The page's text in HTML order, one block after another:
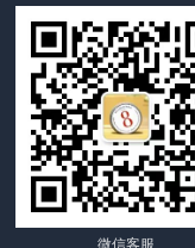
微信客服